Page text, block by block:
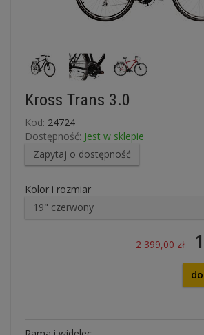
Kross Trans 3.0
Kod: 24724
Dostępność: Jest w sklepie
Zapytaj o dostępność
Kolor i rozmiar
19" czerwony
2 399,00 zł